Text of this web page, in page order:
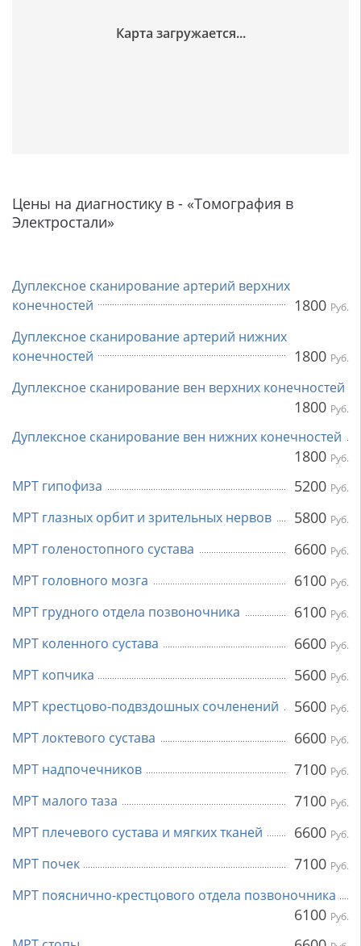
Цены на диагностику в - «Томография в
Электростали»
Дуплексное сканирование артерий верхних
конечностей
1800 Руб.
Дуплексное сканирование артерий нижних
конечностей
1800 Руб.
Дуплексное сканирование вен верхних конечностей
1800 Руб.
Дуплексное сканирование вен нижних конечностей
1800 Руб.
МРТ гипофиза 5200 Руб.
МРТ глазных орбит и зрительных нервов 5800 Руб.
МРТ голеностопного сустава 6600 Руб.
МРТ головного мозга 6100 Руб.
МРТ грудного отдела позвоночника 6100 Руб.
МРТ коленного сустава 6600 Руб.
МРТ копчика 5600 Руб.
МРТ крестцово-подвздошных сочленений 5600 Руб.
МРТ локтевого сустава 6600 Руб.
МРТ надпочечников 7100 Руб.
МРТ малого таза 7100 Руб.
МРТ плечевого сустава и мягких тканей 6600 Руб.
МРТ почек 7100 Руб.
МРТ пояснично-крестцового отдела позвоночника
6100 Руб.